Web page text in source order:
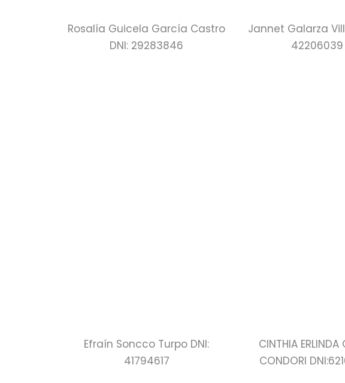
Rosalía Guicela García Castro
DNI: 29283846
Jannet Galarza
42206039
Efraín Soncco Turpo DNI:
41794617
CINTHIA ERLINDA
CONDORI